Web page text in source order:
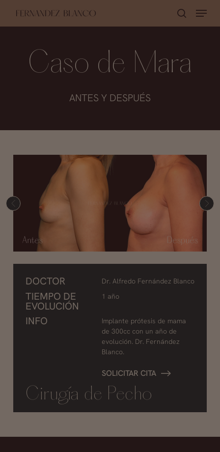
Menu
Caso de Mara
ANTES Y DESPUÉS
DOCTOR Dr. Alfredo Fernández Blanco
TIEMPO DE
EVOLUCIÓN
1 año
INFO
Implante prótesis de mama
de 300cc con un año de
evolución. Dr. Fernández
Blanco.
SOLICITAR CITA
Cirugía de Pecho